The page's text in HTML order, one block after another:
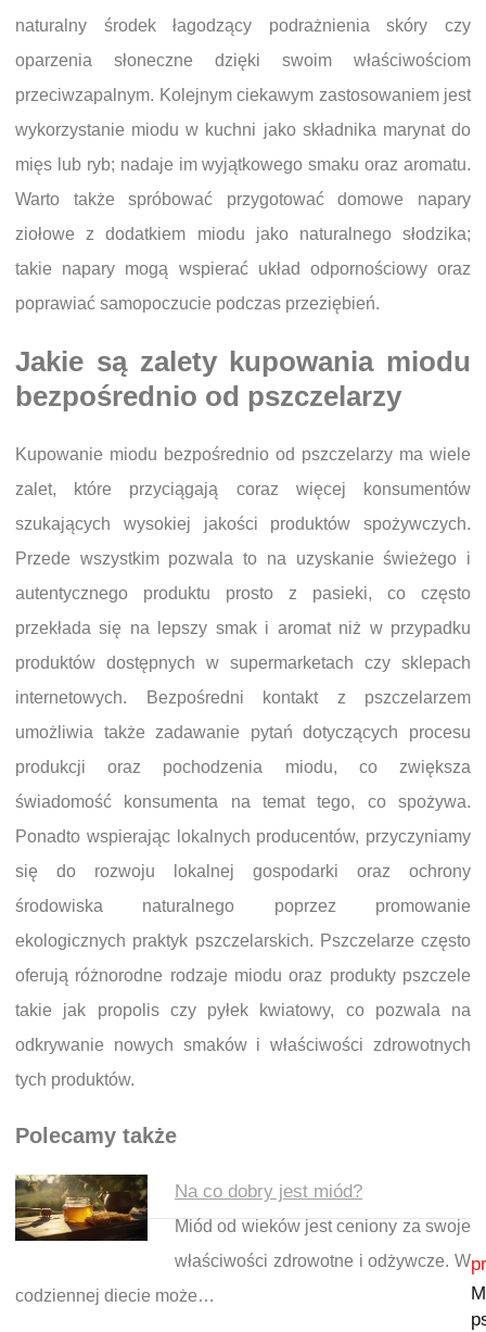
naturalny środek łagodzący podrażnienia skóry czy
oparzenia słoneczne dzięki swoim właściwościom
przeciwzapalnym. Kolejnym ciekawym zastosowaniem jest
wykorzystanie miodu w kuchni jako składnika marynat do
mięs lub ryb; nadaje im wyjątkowego smaku oraz aromatu.
Warto także spróbować przygotować domowe napary
ziołowe z dodatkiem miodu jako naturalnego słodzika;
takie napary mogą wspierać układ odpornościowy oraz
poprawiać samopoczucie podczas przeziębień.
Jakie są zalety kupowania miodu
bezpośrednio od pszczelarzy
Kupowanie miodu bezpośrednio od pszczelarzy ma wiele
zalet, które przyciągają coraz więcej konsumentów
szukających wysokiej jakości produktów spożywczych.
Przede wszystkim pozwala to na uzyskanie świeżego i
autentycznego produktu prosto z pasieki, co często
przekłada się na lepszy smak i aromat niż w przypadku
produktów dostępnych w supermarketach czy sklepach
internetowych. Bezpośredni kontakt z pszczelarzem
umożliwia także zadawanie pytań dotyczących procesu
produkcji oraz pochodzenia miodu, co zwiększa
świadomość konsumenta na temat tego, co spożywa.
Ponadto wspierając lokalnych producentów, przyczyniamy
się do rozwoju lokalnej gospodarki oraz ochrony
środowiska naturalnego poprzez promowanie
ekologicznych praktyk pszczelarskich. Pszczelarze często
oferują różnorodne rodzaje miodu oraz produkty pszczele
takie jak propolis czy pyłek kwiatowy, co pozwala na
odkrywanie nowych smaków i właściwości zdrowotnych
tych produktów.
Polecamy także
Na co dobry jest miód?
Miód od wieków jest ceniony za swoje
właściwości zdrowotne i odżywcze. W
codziennej diecie może…
Nawigacja wpisu